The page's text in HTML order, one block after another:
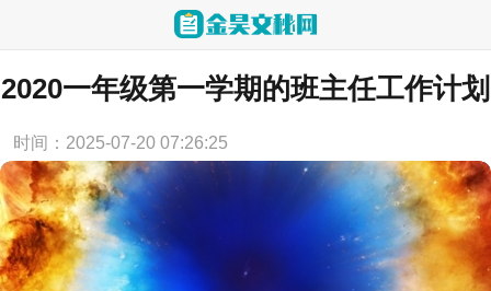
当前位置： 首页 > 教学资源
2020一年级第一学期的班主任工作计划
时间：2025-07-20 07:26:25